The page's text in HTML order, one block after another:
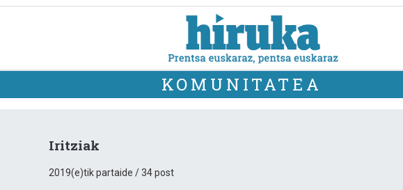
KOMUNITATEA
Iritziak
2019(e)tik partaide / 34 post